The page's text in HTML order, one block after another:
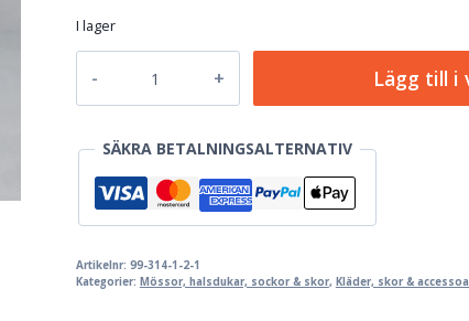
I lager
filtad
Tät
rand
svartvit
-
Unisexmodell
Lägg till i
SÄKRA BETALNINGSALTERNATIV
Artikelnr: 99-314-1-2-1
Kategorier: Mössor, halsdukar, sockor & skor, Kläder, skor &